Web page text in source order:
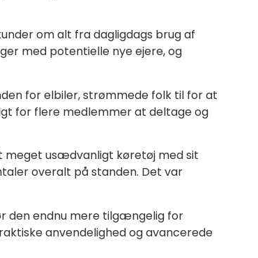
om alt fra dagligdags brug af
med potentielle nye ejere, og
for elbiler, strømmede folk til for at
for flere medlemmer at deltage og
meget usædvanligt køretøj med sit
overalt på standen. Det var
den endnu mere tilgængelig for
anvendelighed og avancerede